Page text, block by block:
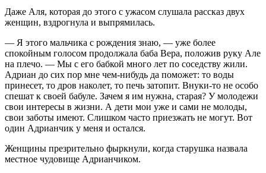
Даже Аля, которая до этого с ужасом слушала рассказ двух
женщин, вздрогнула и выпрямилась.
— Я этого мальчика с рождения знаю, — уже более
спокойным голосом продолжала баба Вера, положив руку Але
на плечо. — Мы с его бабкой много лет по соседству жили.
Адриан до сих пор мне чем-нибудь да поможет: то воды
принесет, то дров наколет, то печь затопит. Внуки-то не особо
спешат к своей бабуле. Зачем я им нужна, старая? У молодежи
свои интересы в жизни. А дети мои уже и сами не молоды,
свои заботы имеют. Слишком часто приезжать не могут. Вот
один Адрианчик у меня и остался.
Женщины презрительно фыркнули, когда старушка назвала
местное чудовище Адрианчиком.